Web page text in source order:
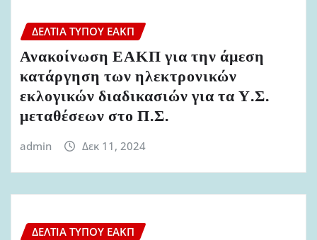
ΔΕΛΤΊΑ ΤΎΠΟΥ ΕΑΚΠ
Ανακοίνωση ΕΑΚΠ για την άμεση
κατάργηση των ηλεκτρονικών
εκλογικών διαδικασιών για τα Υ.Σ.
μεταθέσεων στο Π.Σ.
admin Δεκ 11, 2024
ΔΕΛΤΊΑ ΤΎΠΟΥ ΕΑΚΠ